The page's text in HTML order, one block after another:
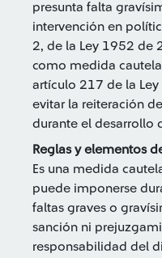
presunta falta
intervención en
2, de la Ley 1952 de
como medida
artículo 217 de la
evitar la reiteración
durante el desarrollo
Reglas y elementos
Es una medida
puede imponerse
faltas graves o
sanción ni
responsabilidad del